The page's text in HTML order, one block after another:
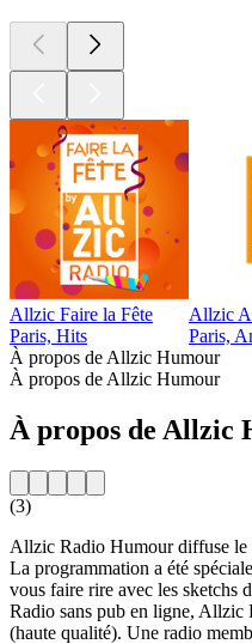
Allzic Faire la Fête
Paris, Hits
Allzic
Paris,
À propos de Allzic Humour
À propos de Allzic Humour
À propos de Allzic
(3)
Allzic Radio Humour diffuse le
La programmation a été
vous faire rire avec les sketchs
Radio sans pub en ligne,
(haute qualité). Une radio